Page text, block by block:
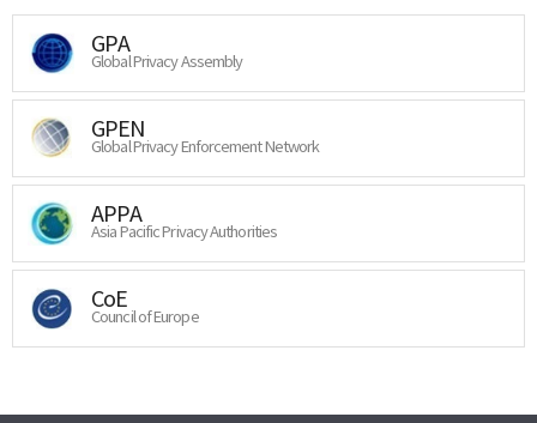
GPA
Global Privacy Assembly
GPEN
Global Privacy Enforcement Network
APPA
Asia Pacific Privacy Authorities
CoE
Council of Europe